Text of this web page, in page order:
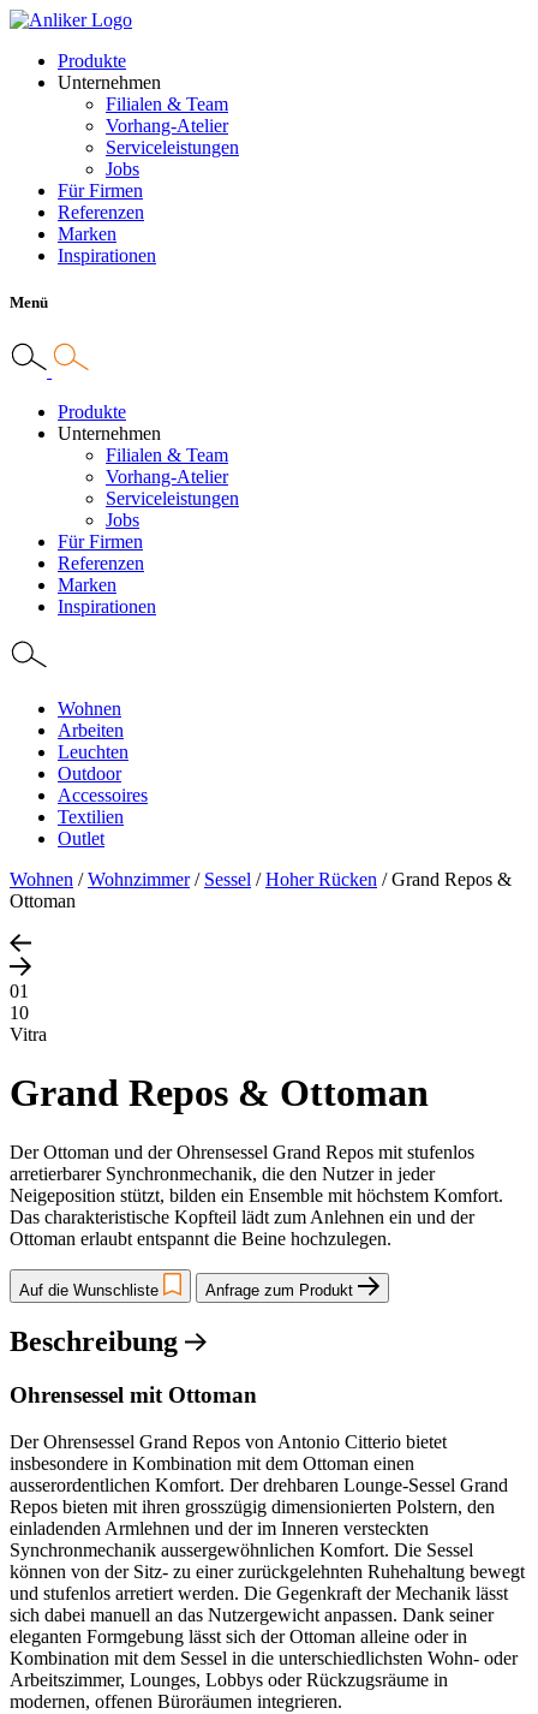
Produkte
Unternehmen
Filialen & Team
Vorhang-Atelier
Serviceleistungen
Jobs
Für Firmen
Referenzen
Marken
Inspirationen
Menü
Produkte
Unternehmen
Filialen & Team
Vorhang-Atelier
Serviceleistungen
Jobs
Für Firmen
Referenzen
Marken
Inspirationen
Wohnen
Arbeiten
Leuchten
Outdoor
Accessoires
Textilien
Outlet
Wohnen /Wohnzimmer/ Sessel /Hoher Rücken /Grand Repos &
Ottoman
01
10
Vitra
Grand Repos & Ottoman
Der Ottoman und der Ohrensessel Grand Repos mit stufenlos
arretierbarer Synchronmechanik, die den Nutzer in jeder
Neigeposition stützt, bilden ein Ensemble mit höchstem Komfort.
Das charakteristische Kopfteil lädt zum Anlehnen ein und der
Ottoman erlaubt entspannt die Beine hochzulegen.
Auf die Wunschliste Anfrage zum Produkt
Beschreibung
Ohrensessel mit Ottoman
Der Ohrensessel Grand Repos von Antonio Citterio bietet
insbesondere in Kombination mit dem Ottoman einen
ausserordentlichen Komfort. Der drehbaren Lounge-Sessel Grand
Repos bieten mit ihren grosszügig dimensionierten Polstern, den
einladenden Armlehnen und der im Inneren versteckten
Synchronmechanik aussergewöhnlichen Komfort. Die Sessel
können von der Sitz- zu einer zurückgelehnten Ruhehaltung bewegt
und stufenlos arretiert werden. Die Gegenkraft der Mechanik lässt
sich dabei manuell an das Nutzergewicht anpassen. Dank seiner
eleganten Formgebung lässt sich der Ottoman alleine oder in
Kombination mit dem Sessel in die unterschiedlichsten Wohn- oder
Arbeitszimmer, Lounges, Lobbys oder Rückzugsräume in
modernen, offenen Büroräumen integrieren.